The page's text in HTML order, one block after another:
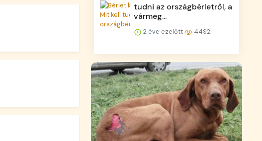
tudni az országbérletről, a
vármeg...
2 éve ezelőtt 4492